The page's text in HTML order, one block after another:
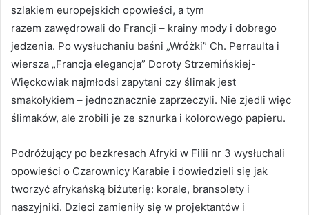
szlakiem europejskich opowieści, a tym
razem zawędrowali do Francji – krainy mody i dobrego
jedzenia. Po wysłuchaniu baśni „Wróżki” Ch. Perraulta i
wiersza „Francja elegancja” Doroty Strzemińskiej-
Więckowiak najmłodsi zapytani czy ślimak jest
smakołykiem – jednoznacznie zaprzeczyli. Nie zjedli więc
ślimaków, ale zrobili je ze sznurka i kolorowego papieru.
Podróżujący po bezkresach Afryki w Filii nr 3 wysłuchali
opowieści o Czarownicy Karabie i dowiedzieli się jak
tworzyć afrykańską biżuterię: korale, bransolety i
naszyjniki. Dzieci zamieniły się w projektantów i